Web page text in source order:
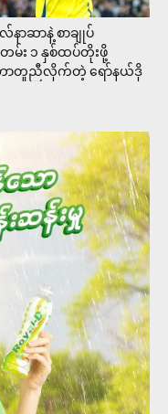
ာဆာနဲ့ စာချုပ်
း ၁ နှစ်ထပ်တိုးဖို့
ာတူညီလိုက်တဲ့ ရော်နယ်ဒို